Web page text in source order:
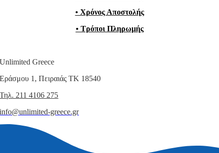
• Χρόνος Αποστολής
• Τρόποι Πληρωμής
Unlimited Greece
Εράσμου 1, Πειραιάς ΤΚ 18540
Τηλ. 211 4106 275
info@unlimited-greece.gr